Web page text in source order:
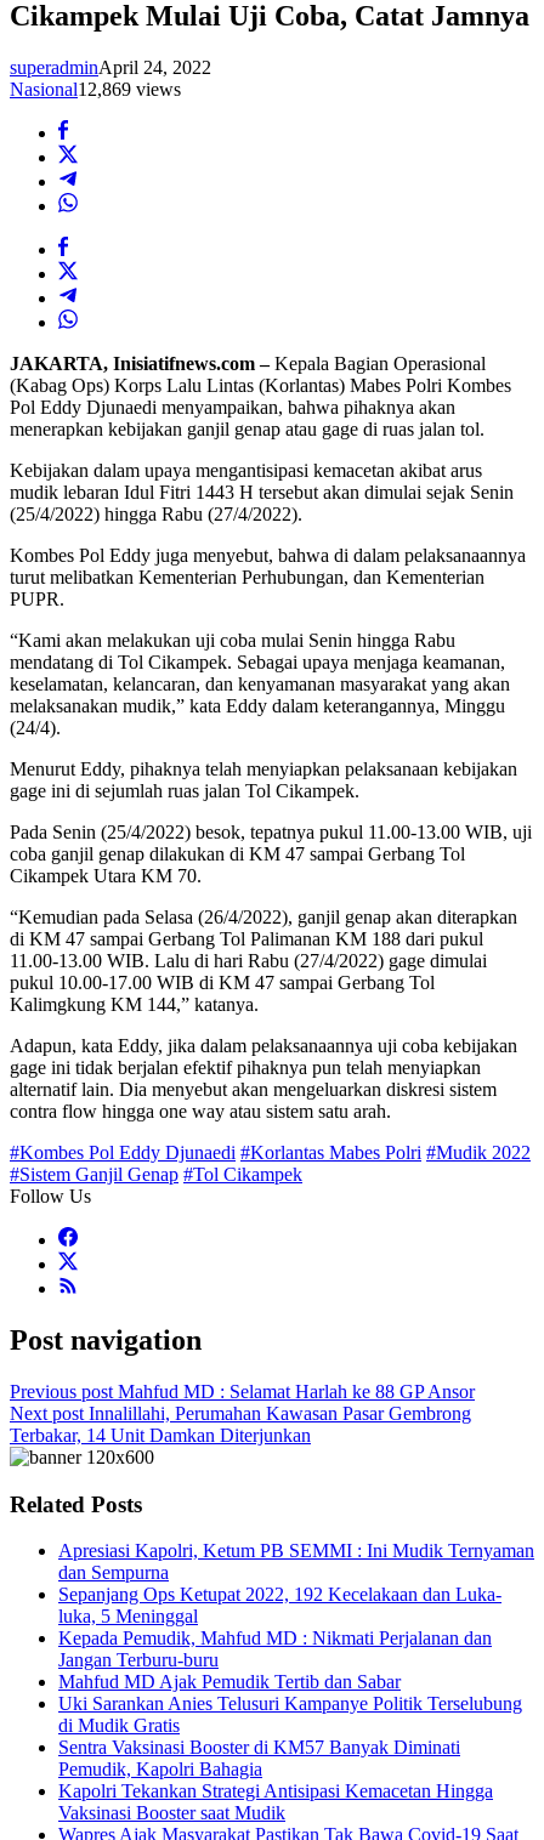
Cikampek Mulai Uji Coba, Catat Jamnya
superadminApril 24, 2022
Nasional12,869 views
JAKARTA, Inisiatifnews.com –Kepala Bagian Operasional
(Kabag Ops) Korps Lalu Lintas (Korlantas) Mabes Polri Kombes
Pol Eddy Djunaedi menyampaikan, bahwa pihaknya akan
menerapkan kebijakan ganjil genap atau gage di ruas jalan tol.
Kebijakan dalam upaya mengantisipasi kemacetan akibat arus
mudik lebaran Idul Fitri 1443 H tersebut akan dimulai sejak Senin
(25/4/2022) hingga Rabu (27/4/2022).
Kombes Pol Eddy juga menyebut, bahwa di dalam pelaksanaannya
turut melibatkan Kementerian Perhubungan, dan Kementerian
PUPR.
“Kami akan melakukan uji coba mulai Senin hingga Rabu
mendatang di Tol Cikampek. Sebagai upaya menjaga keamanan,
keselamatan, kelancaran, dan kenyamanan masyarakat yang akan
melaksanakan mudik,” kata Eddy dalam keterangannya, Minggu
(24/4).
Menurut Eddy, pihaknya telah menyiapkan pelaksanaan kebijakan
gage ini di sejumlah ruas jalan Tol Cikampek.
Pada Senin (25/4/2022) besok, tepatnya pukul 11.00-13.00 WIB, uji
coba ganjil genap dilakukan di KM 47 sampai Gerbang Tol
Cikampek Utara KM 70.
“Kemudian pada Selasa (26/4/2022), ganjil genap akan diterapkan
di KM 47 sampai Gerbang Tol Palimanan KM 188 dari pukul
11.00-13.00 WIB. Lalu di hari Rabu (27/4/2022) gage dimulai
pukul 10.00-17.00 WIB di KM 47 sampai Gerbang Tol
Kalimgkung KM 144,” katanya.
Adapun, kata Eddy, jika dalam pelaksanaannya uji coba kebijakan
gage ini tidak berjalan efektif pihaknya pun telah menyiapkan
alternatif lain. Dia menyebut akan mengeluarkan diskresi sistem
contra flow hingga one way atau sistem satu arah.
#Kombes Pol Eddy Djunaedi #Korlantas Mabes Polri #Mudik 2022
#Sistem Ganjil Genap #Tol Cikampek
Follow Us
Post navigation
Previous post Mahfud MD : Selamat Harlah ke 88 GP Ansor
Next post Innalillahi, Perumahan Kawasan Pasar Gembrong
Terbakar, 14 Unit Damkan Diterjunkan
Related Posts
Apresiasi Kapolri, Ketum PB SEMMI : Ini Mudik Ternyaman
dan Sempurna
Sepanjang Ops Ketupat 2022, 192 Kecelakaan dan Luka-
luka, 5 Meninggal
Kepada Pemudik, Mahfud MD : Nikmati Perjalanan dan
Jangan Terburu-buru
Mahfud MD Ajak Pemudik Tertib dan Sabar
Uki Sarankan Anies Telusuri Kampanye Politik Terselubung
di Mudik Gratis
Sentra Vaksinasi Booster di KM57 Banyak Diminati
Pemudik, Kapolri Bahagia
Kapolri Tekankan Strategi Antisipasi Kemacetan Hingga
Vaksinasi Booster saat Mudik
Wapres Ajak Masyarakat Pastikan Tak Bawa Covid-19 Saat